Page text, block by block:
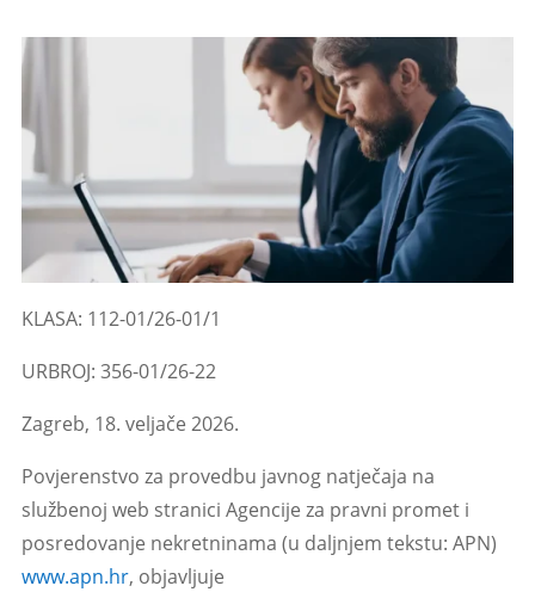
KLASA: 112-01/26-01/1
URBROJ: 356-01/26-22
Zagreb, 18. veljače 2026.
Povjerenstvo za provedbu javnog natječaja na
službenoj web stranici Agencije za pravni promet i
posredovanje nekretninama (u daljnjem tekstu: APN)
www.apn.hr, objavljuje